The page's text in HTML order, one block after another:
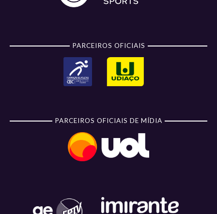
PARCEIROS OFICIAIS
PARCEIROS OFICIAIS DE MÍDIA